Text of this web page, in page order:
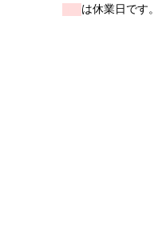
は休業日です。